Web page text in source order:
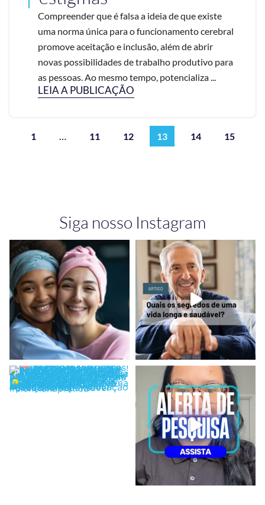
Compreender que é falsa a ideia de que existe
uma norma única para o funcionamento cerebral
promove aceitação e inclusão, além de abrir
novas possibilidades de trabalho produtivo para
as pessoas. Ao mesmo tempo, potencializa ...
LEIA A PUBLICAÇÃO
1 … 11 12 13 14 15
Siga nosso Instagram